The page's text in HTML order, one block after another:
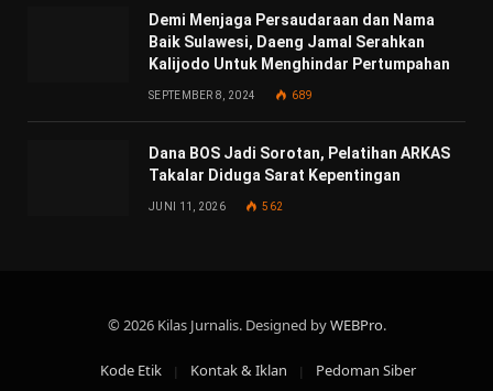
Demi Menjaga Persaudaraan dan Nama
Baik Sulawesi, Daeng Jamal Serahkan
Kalijodo Untuk Menghindar Pertumpahan
SEPTEMBER 8, 2024 689
Dana BOS Jadi Sorotan, Pelatihan ARKAS
Takalar Diduga Sarat Kepentingan
JUNI 11, 2026 562
© 2026 Kilas Jurnalis. Designed byWEBPro.
Kode Etik Kontak & Iklan
Pedoman Siber